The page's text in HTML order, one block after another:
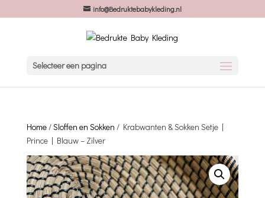
info@Bedruktebabykleding.nl
Selecteer een pagina
Home/Sloffen en Sokken / Krabwanten & Sokken Setje |
Prince | Blauw – Zilver